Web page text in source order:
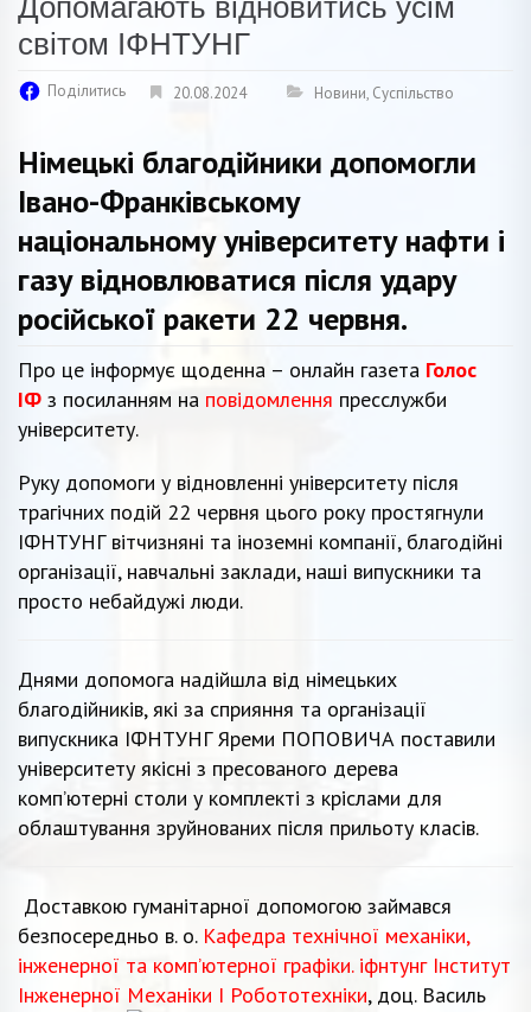
світом ІФНТУНГ
Поділитись 20.08.2024 Новини, Суспільство
Німецькі благодійники допомогли
Івано-Франківському
національному університету нафти і
газу відновлюватися після удару
російської ракети 22 червня.
Про це інформує щоденна – онлайн газета Голос
ІФ з посиланням на повідомлення пресслужби
університету.
Руку допомоги у відновленні університету після
трагічних подій 22 червня цього року простягнули
ІФНТУНГ вітчизняні та іноземні компанії, благодійні
організації, навчальні заклади, наші випускники та
просто небайдужі люди.
Днями допомога надійшла від німецьких
благодійників, які за сприяння та організації
випускника ІФНТУНГ Яреми ПОПОВИЧА поставили
університету якісні з пресованого дерева
комп’ютерні столи у комплекті з кріслами для
облаштування зруйнованих після прильоту класів.
Доставкою гуманітарної допомогою займався
безпосередньо в. о. Кафедра технічної механіки,
інженерної та комп’ютерної графіки. іфнтунг Інститут
Інженерної Механіки І Робототехніки, доц. Василь